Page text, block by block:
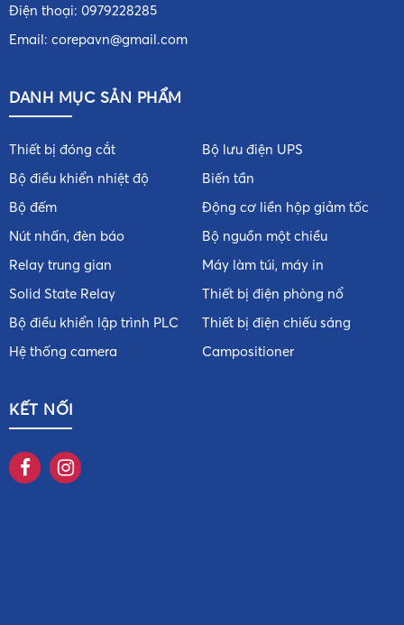
Điện thoại: 0979228285
Email: corepavn@gmail.com
DANH MỤC SẢN PHẨM
Thiết bị đóng cắt
Bộ điều khiển nhiệt độ
Bộ đếm
Nút nhấn, đèn báo
Relay trung gian
Solid State Relay
Bộ điều khiển lập trình PLC
Hệ thống camera
Bộ lưu điện UPS
Biến tần
Động cơ liền hộp giảm tốc
Bộ nguồn một chiều
Máy làm túi, máy in
Thiết bị điện phòng nổ
Thiết bị điện chiếu sáng
Campositioner
KẾT NỐI